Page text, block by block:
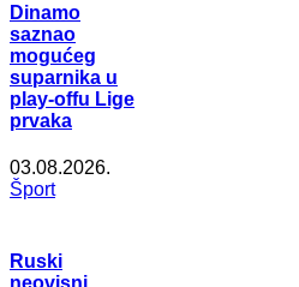
Dinamo
saznao
mogućeg
suparnika u
play-offu Lige
prvaka
03.08.2026.
Šport
Ruski